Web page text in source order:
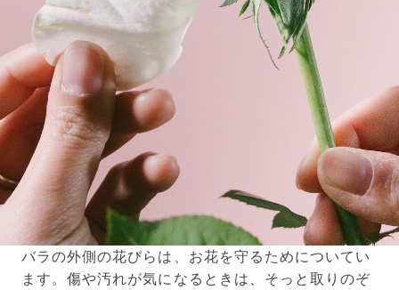
バラの外側の花びらは、お花を守るためについてい
ます。傷や汚れが気になるときは、そっと取りのぞ